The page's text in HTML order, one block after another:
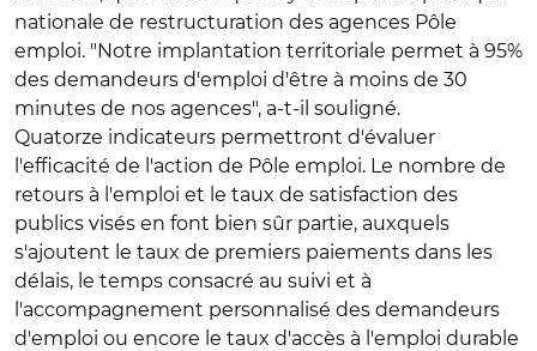
nationale de restructuration des agences Pôle
emploi. "Notre implantation territoriale permet à 95%
des demandeurs d'emploi d'être à moins de 30
minutes de nos agences", a-t-il souligné.
Quatorze indicateurs permettront d'évaluer
l'efficacité de l'action de Pôle emploi. Le nombre de
retours à l'emploi et le taux de satisfaction des
publics visés en font bien sûr partie, auxquels
s'ajoutent le taux de premiers paiements dans les
délais, le temps consacré au suivi et à
l'accompagnement personnalisé des demandeurs
d'emploi ou encore le taux d'accès à l'emploi durable